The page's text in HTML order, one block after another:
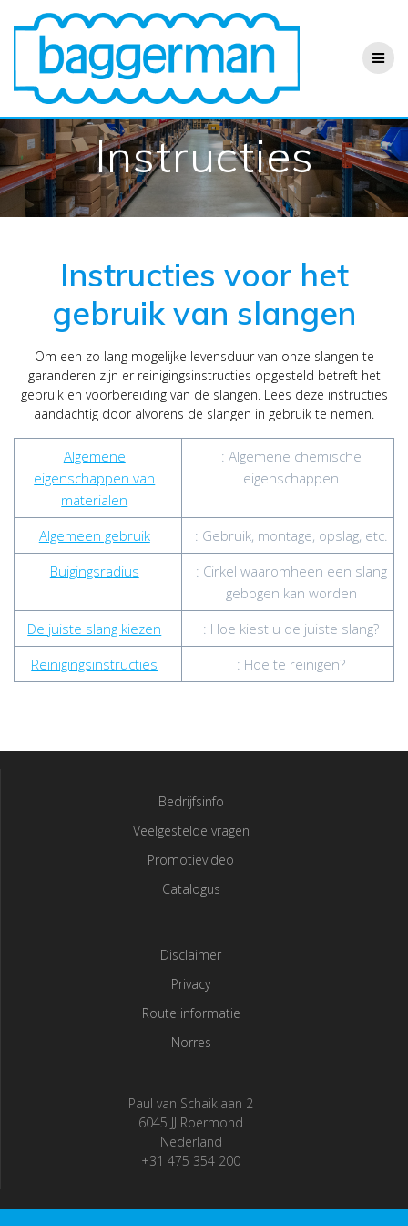
Ga
naar
de
inhoud
Instructies
Instructies voor het
gebruik van slangen
Om een zo lang mogelijke levensduur van onze slangen te
garanderen zijn er reinigingsinstructies opgesteld betreft het
gebruik en voorbereiding van de slangen. Lees deze instructies
aandachtig door alvorens de slangen in gebruik te nemen.
Algemene
eigenschappen van
materialen
: Algemene chemische
eigenschappen
Algemeen gebruik
: Gebruik, montage, opslag, etc.
Buigingsradius
: Cirkel waaromheen een slang
gebogen kan worden
De juiste slang kiezen
: Hoe kiest u de juiste slang?
Reinigingsinstructies
: Hoe te reinigen?
Bedrijfsinfo
Veelgestelde vragen
Promotievideo
Catalogus
Disclaimer
Privacy
Route informatie
Norres
Paul van Schaiklaan 2
6045 JJ Roermond
Nederland
+31 475 354 200